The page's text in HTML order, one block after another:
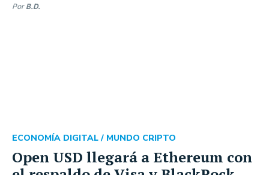
Por B.D.
Open USD llegará a Ethereum con
ECONOMÍA DIGITAL / MUNDO CRIPTO